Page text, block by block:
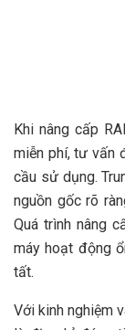
Khi nâng cấp
miễn phí, tư vấn
cầu sử dụng.
nguồn gốc rõ
Quá trình nâng
máy hoạt động
tất.
Với kinh nghiệm